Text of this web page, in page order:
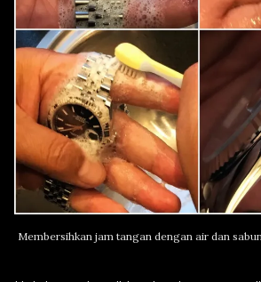
Membersihkan jam tangan dengan air dan